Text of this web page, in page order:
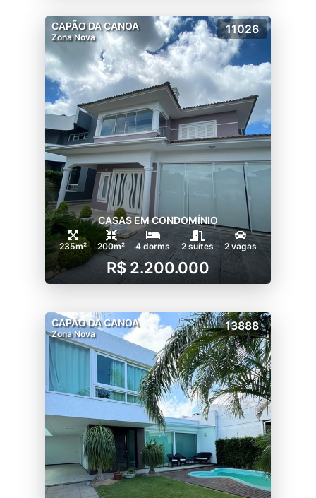
CAPÃO DA CANOA
Zona Nova
11026
CASAS EM CONDOMÍNIO
235m² 200m² 4 dorms 2 suítes 2 vagas
R$ 2.200.000
CAPÃO DA CANOA
Zona Nova
13888